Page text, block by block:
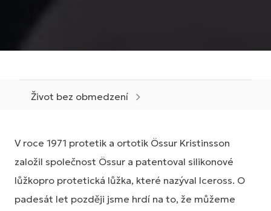
Život bez obmedzení
V roce 1971 protetik a ortotik Össur Kristinsson
založil společnost Össur a patentoval silikonové
lůžkopro protetická lůžka, které nazýval Iceross. O
padesát let později jsme hrdí na to, že můžeme